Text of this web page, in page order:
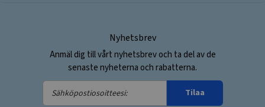
Nyhetsbrev
Anmäl dig till vårt nyhetsbrev och ta del av de
senaste nyheterna och rabatterna.
Sähköpostiosoitteesi:
Tilaa